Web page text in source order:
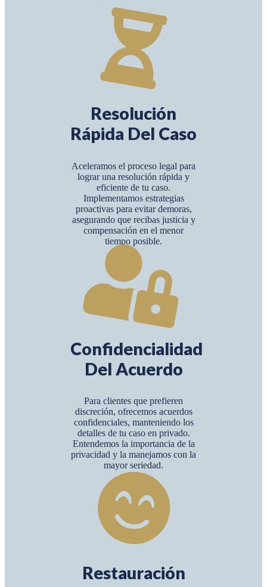
Resolución
Rápida Del Caso
Aceleramos el proceso legal para
lograr una resolución rápida y
eficiente de tu caso.
Implementamos estrategias
proactivas para evitar demoras,
asegurando que recibas justicia y
compensación en el menor
tiempo posible.
Confidencialidad
Del Acuerdo
Para clientes que prefieren
discreción, ofrecemos acuerdos
confidenciales, manteniendo los
detalles de tu caso en privado.
Entendemos la importancia de la
privacidad y la manejamos con la
mayor seriedad.
Restauración